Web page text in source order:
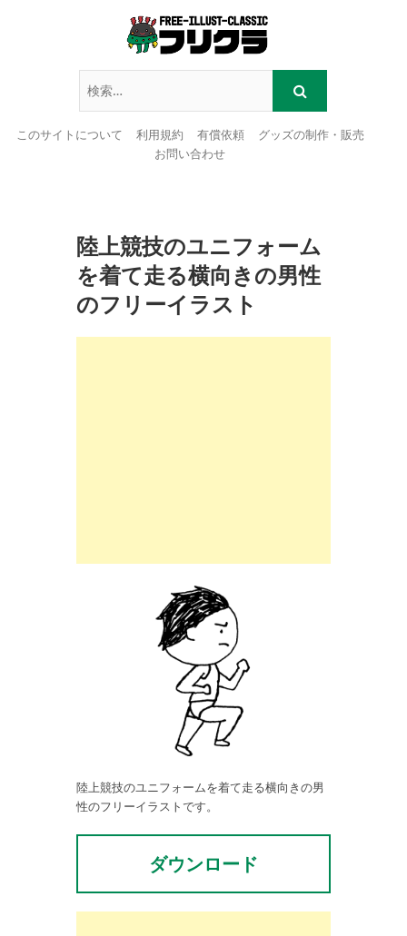
このサイトについて 利用規約 有償依頼
グッズの制作・販売
お問い合わせ
陸上競技のユニフォーム
を着て走る横向きの男性
のフリーイラスト
陸上競技のユニフォームを着て走る横向きの男
性のフリーイラストです。
ダウンロード